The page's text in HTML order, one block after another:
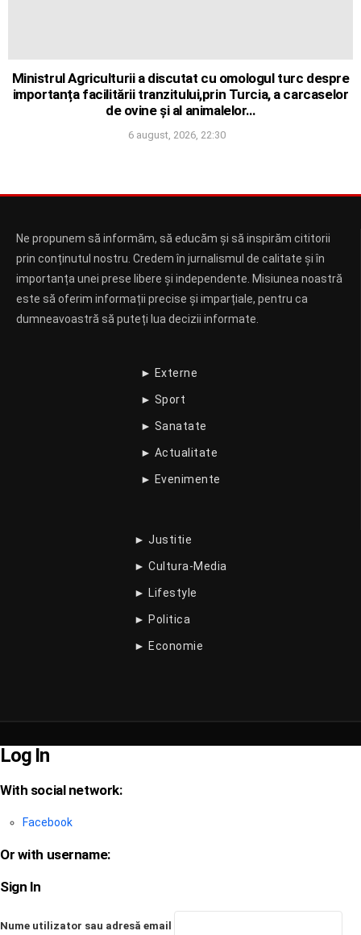
Ministrul Agriculturii a discutat cu omologul turc despre
importanța facilitării tranzitului,prin Turcia, a carcaselor
de ovine și al animalelor…
6 august, 2026, 22:30
Ne propunem să informăm, să educăm și să inspirăm cititorii
prin conținutul nostru. Credem în jurnalismul de calitate și în
importanța unei prese libere și independente. Misiunea noastră
este să oferim informații precise și imparțiale, pentru ca
dumneavoastră să puteți lua decizii informate.
► Externe
► Sport
► Sanatate
► Actualitate
► Evenimente
► Justitie
► Cultura-Media
► Lifestyle
► Politica
► Economie
Log In
With social network:
Facebook
Or with username:
Sign In
Nume utilizator sau adresă email